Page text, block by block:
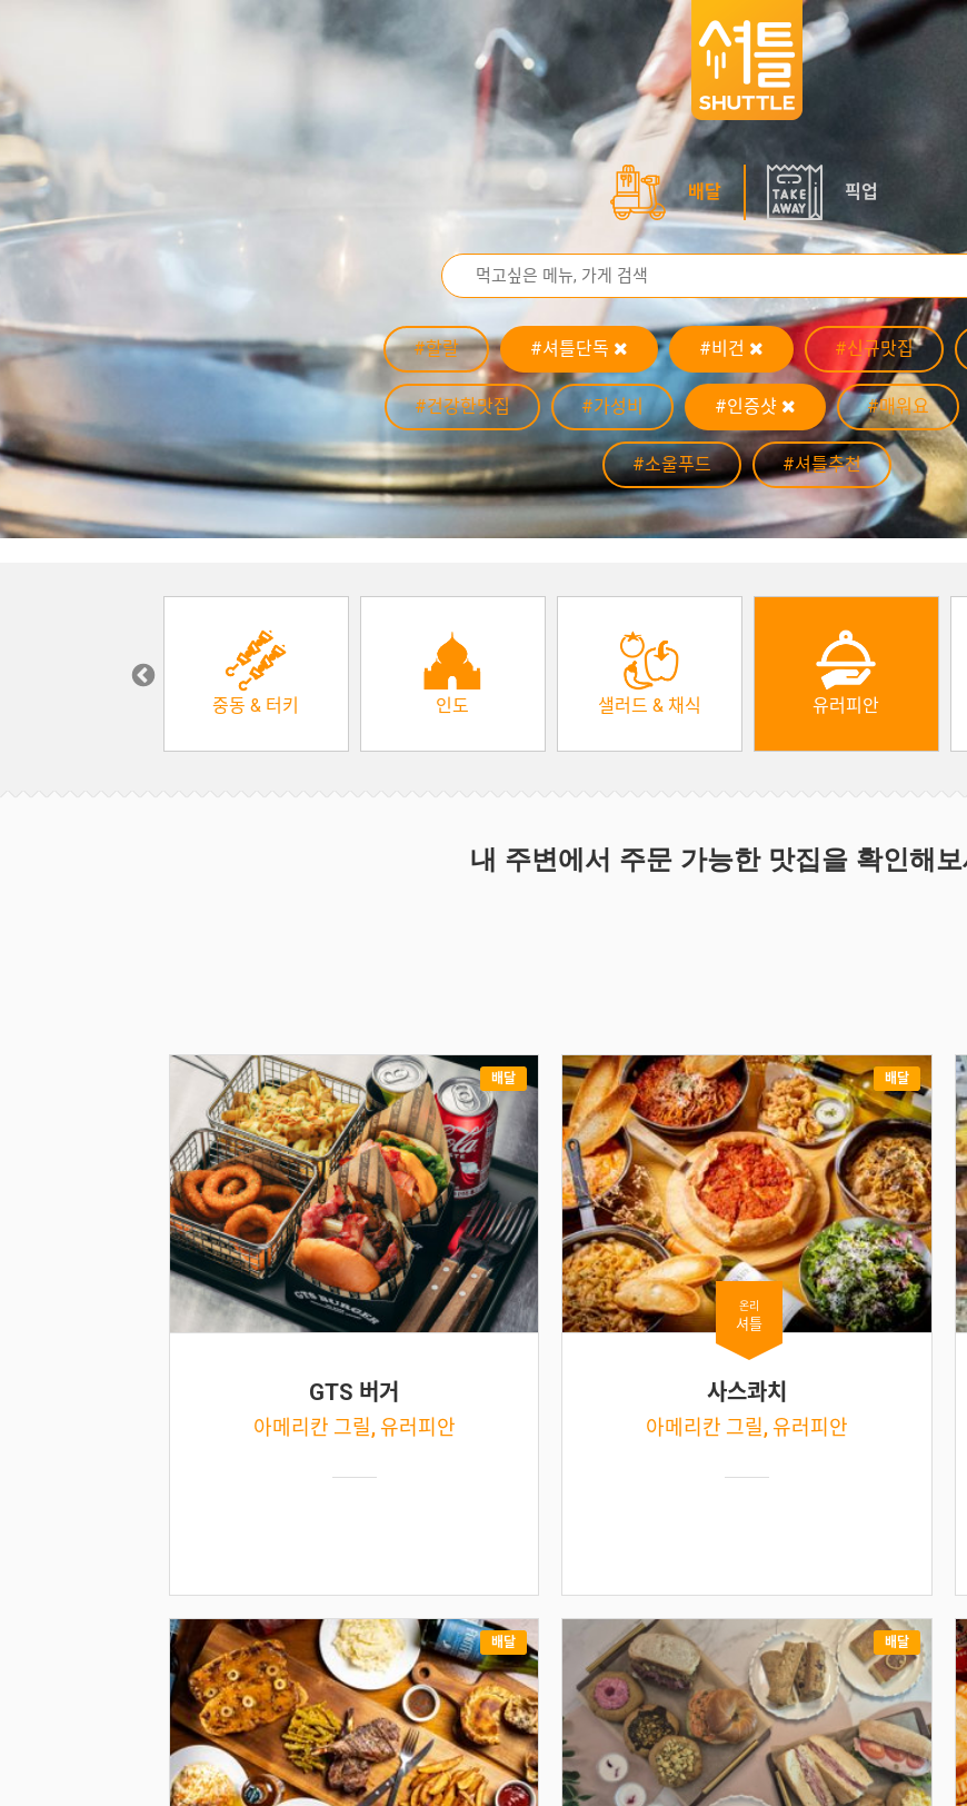
배달 픽업
#할랄 #셔틀단독 #비건 #신규맛집
#건강한맛집 #가성비 #인증샷 #매워요
#소울푸드 #셔틀추천
중동 & 터키 인도 샐러드 & 채식 유러피안
내 주변에서 주문 가능한 맛집을 확인해
배달
GTS 버거
아메리칸 그릴, 유러피안
배달
온리
셔틀
사스콰치
아메리칸 그릴, 유러피안
배달 배달